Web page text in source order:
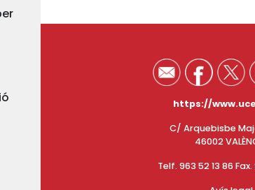
https://
C/ Arquebisbe
46002
Telf. 963 52 13 86 Fax.